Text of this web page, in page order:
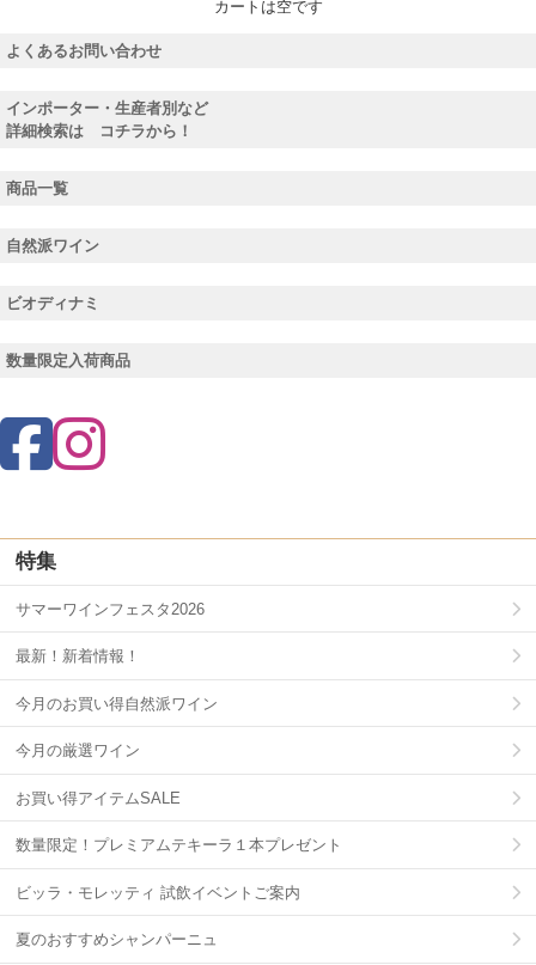
カートは空です
よくあるお問い合わせ
インポーター・生産者別など
詳細検索は コチラから！
商品一覧
自然派ワイン
ビオディナミ
数量限定入荷商品
特集
サマーワインフェスタ2026
最新！新着情報！
今月のお買い得自然派ワイン
今月の厳選ワイン
お買い得アイテムSALE
数量限定！プレミアムテキーラ１本プレゼント
ビッラ・モレッティ 試飲イベントご案内
夏のおすすめシャンパーニュ